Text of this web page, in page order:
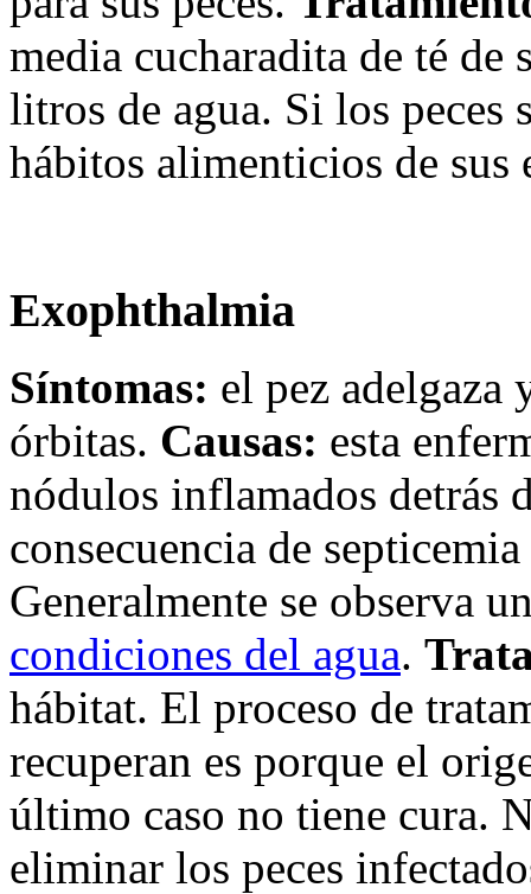
media cucharadita de té de
litros de agua. Si los peces
hábitos alimenticios de sus
Exophthalmia
Síntomas: el pez adelgaza
órbitas. Causas: esta
nódulos inflamados detrás
consecuencia de
Generalmente se observa
condiciones del agua.
hábitat. El proceso de
recuperan es porque el
último caso no tiene cura.
eliminar los peces